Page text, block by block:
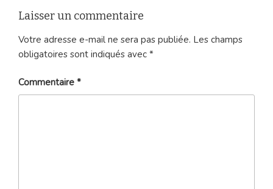
Laisser un commentaire
Votre adresse e-mail ne sera pas publiée. Les champs
obligatoires sont indiqués avec *
Commentaire *